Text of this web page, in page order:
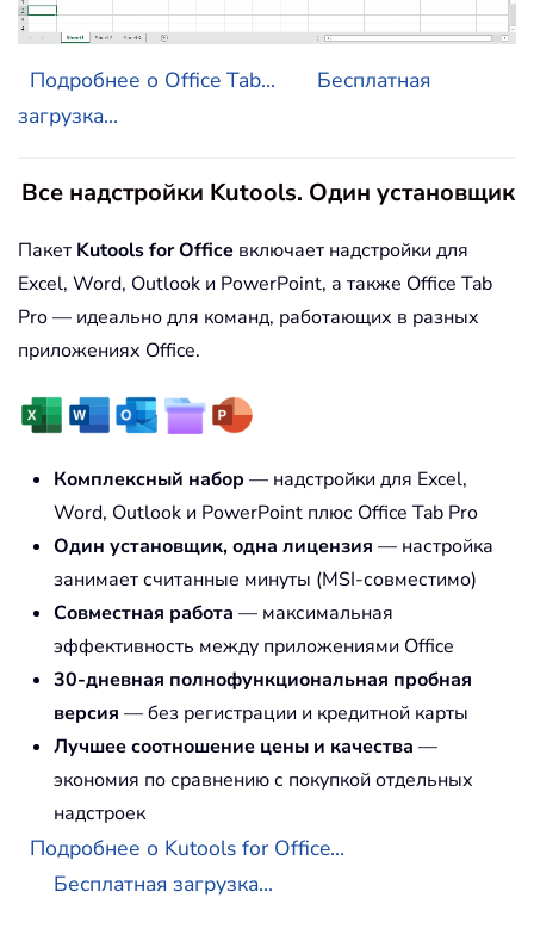
Подробнее о Office Tab...
Бесплатная
загрузка...
Все надстройки Kutools. Один установщик
Пакет Kutools for Office включает надстройки для
Excel, Word, Outlook и PowerPoint, а также Office Tab
Pro — идеально для команд, работающих в разных
приложениях Office.
Комплексный набор — надстройки для Excel,
Word, Outlook и PowerPoint плюс Office Tab Pro
Один установщик, одна лицензия — настройка
занимает считанные минуты (MSI-совместимо)
Совместная работа — максимальная
эффективность между приложениями Office
30-дневная полнофункциональная пробная
версия — без регистрации и кредитной карты
Лучшее соотношение цены и качества —
экономия по сравнению с покупкой отдельных
надстроек
Подробнее о Kutools for Office...
Бесплатная загрузка...